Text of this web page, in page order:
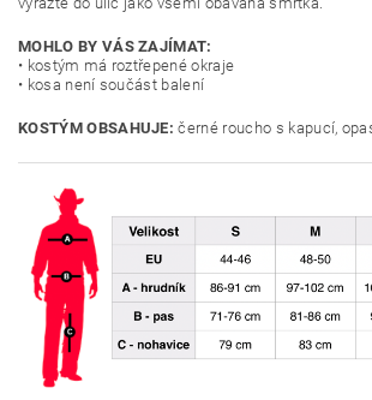
MOHLO BY VÁS ZAJÍMAT:
• kostým má roztřepené okraje
• kosa není součást balení
KOSTÝM OBSAHUJE:černé roucho s kapucí,